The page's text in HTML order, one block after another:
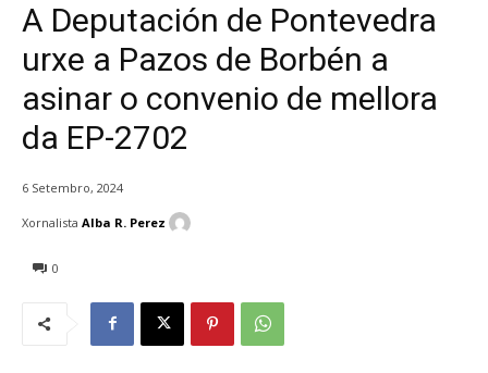
A Deputación de Pontevedra
urxe a Pazos de Borbén a
asinar o convenio de mellora
da EP-2702
6 Setembro, 2024
0
Xornalista Alba R. Perez